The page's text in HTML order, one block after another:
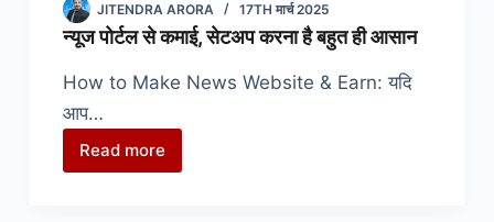
JITENDRA ARORA 17TH मार्च 2025
न्यूज पोर्टल से कमाई, सेटअप करना है बहुत ही आसान
How to Make News Website & Earn: यदि
आप…
Read more
न्यूज